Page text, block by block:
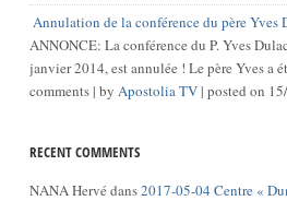
Annulation de la conférence du père Yves
ANNONCE: La conférence du P. Yves Dulac de ce soir, mercredi 15
janvier 2014, est annulée ! Le père
comments| by Apostolia TV| posted on
RECENT COMMENTS
NANA Hervé dans2017-05-04 Centre «